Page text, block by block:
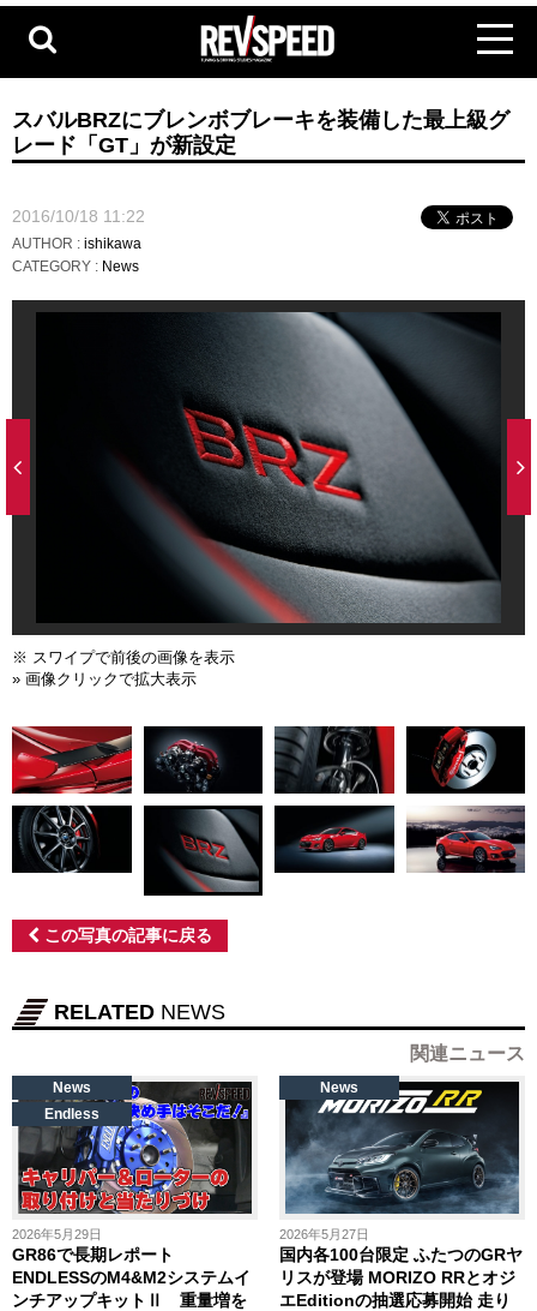
スバルBRZにブレンボブレーキを装備した最上級グ
レード「GT」が新設定
2016/10/18 11:22
AUTHOR : ishikawa
CATEGORY : News
※ スワイプで前後の画像を表示
» 画像クリックで拡大表示
この写真の記事に戻る
RELATED NEWS
関連ニュース
2026年5月29日
GR86で長期レポート
ENDLESSのM4&M2システムイ
ンチアップキットⅡ 重量増を
News
Endless
2026年5月27日
国内各100台限定 ふたつのGRヤ
リスが登場 MORIZO RRとオジ
エEditionの抽選応募開始 走り
News